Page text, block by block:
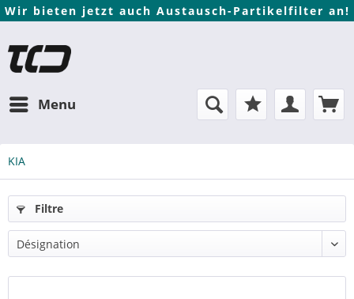
Wir bieten jetzt auch Austausch-Partikelfilter an!
Menu
KIA
Filtre